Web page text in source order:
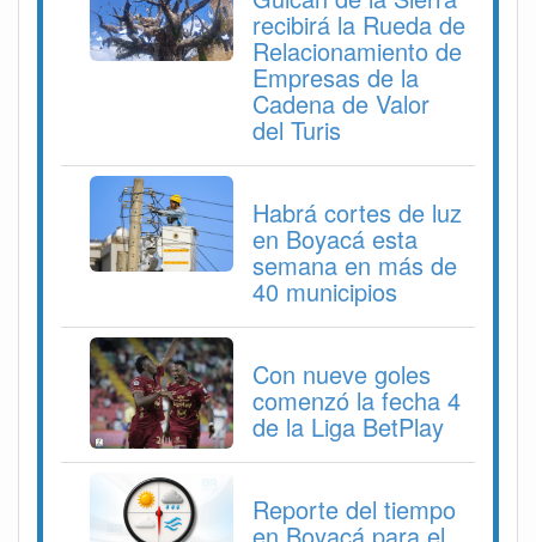
recibirá la Rueda de
Relacionamiento de
Empresas de la
Cadena de Valor
del Turis
Habrá cortes de luz
en Boyacá esta
semana en más de
40 municipios
Con nueve goles
comenzó la fecha 4
de la Liga BetPlay
Reporte del tiempo